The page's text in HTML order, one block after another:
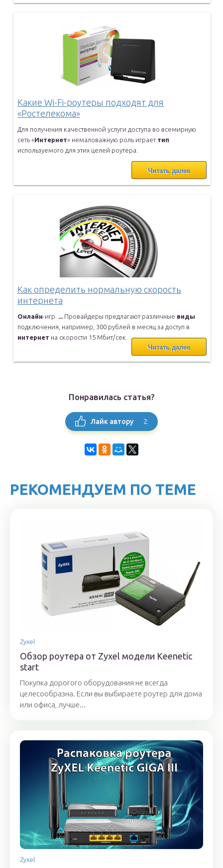
Какие Wi-Fi-роутеры подходят для
«Ростелекома»
Для получения качественной услуги доступа во всемирную
сеть «Интернет» немаловажную роль играет тип
используемого для этих целей роутера.
Читать далее
Как определить нормальную скорость
интернета
Онлайн-игр. ... Провайдеры предлагают различные виды
подключения, например, 300 рублей в месяц за доступ в
интернет на скорости 15 Мбит/сек.
Читать далее
Понравилась статья?
Лайк автору 2
РЕКОМЕНДУЕМ ПО ТЕМЕ
Zyxel
Обзор роутера от Zyxel модели Keenetic
start
Покупка дорогого оборудования не всегда
целесообразна. Если вы выбираете роутер для дома
или офиса, лучше...
Zyxel